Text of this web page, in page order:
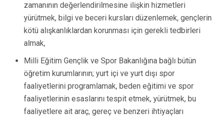
zamanının değerlendirilmesine ilişkin hizmetleri
yürütmek, bilgi ve beceri kursları düzenlemek, gençlerin
kötü alışkanlıklardan korunması için gerekli tedbirleri
almak,
Milli Eğitim Gençlik ve Spor Bakanlığına bağlı bütün
öğretim kurumlarının; yurt içi ve yurt dışı spor
faaliyetlerini programlamak, beden eğitimi ve spor
faaliyetlerinin esaslarını tespit etmek, yürütmek, bu
faaliyetlere ait araç, gereç ve benzeri ihtiyaçları